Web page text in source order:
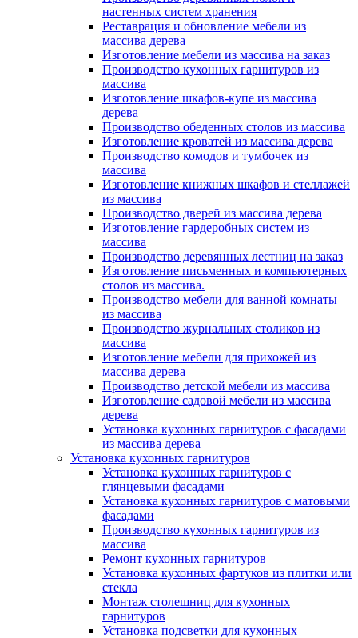
настенных систем хранения
Реставрация и обновление мебели из
массива дерева
Изготовление мебели из массива на заказ
Производство кухонных гарнитуров из
массива
Изготовление шкафов-купе из массива
дерева
Производство обеденных столов из массива
Изготовление кроватей из массива дерева
Производство комодов и тумбочек из
массива
Изготовление книжных шкафов и стеллажей
из массива
Производство дверей из массива дерева
Изготовление гардеробных систем из
массива
Производство деревянных лестниц на заказ
Изготовление письменных и компьютерных
столов из массива.
Производство мебели для ванной комнаты
из массива
Производство журнальных столиков из
массива
Изготовление мебели для прихожей из
массива дерева
Производство детской мебели из массива
Изготовление садовой мебели из массива
дерева
Установка кухонных гарнитуров с фасадами
из массива дерева
Установка кухонных гарнитуров
Установка кухонных гарнитуров с
глянцевыми фасадами
Установка кухонных гарнитуров с матовыми
фасадами
Производство кухонных гарнитуров из
массива
Ремонт кухонных гарнитуров
Установка кухонных фартуков из плитки или
стекла
Монтаж столешниц для кухонных
гарнитуров
Установка подсветки для кухонных